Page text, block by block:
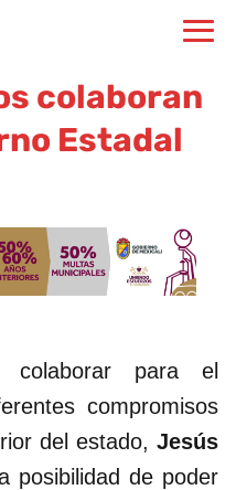
colaboran
Estadal
para el
compromisos
del estado, Jesús
posibilidad de poder